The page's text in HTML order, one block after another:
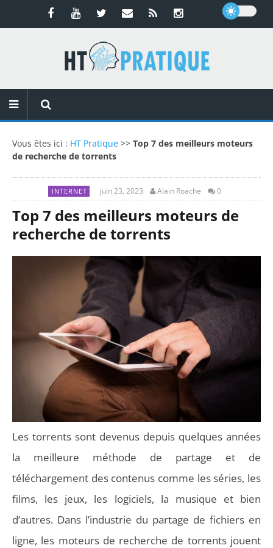
Vous êtes ici : HT Pratique >> Top 7 des meilleurs moteurs
de recherche de torrents
INTERNET juin 23, 2023 Alain Roache 0
Top 7 des meilleurs moteurs de
recherche de torrents
Les torrents sont devenus depuis quelques années
la meilleure méthode de partage et de
téléchargement des contenus comme les séries, les
films, les jeux, les logiciels, la musique et bien
d’autres. Dans l’industrie du partage de fichiers en
ligne, les moteurs de recherche de torrents jouent